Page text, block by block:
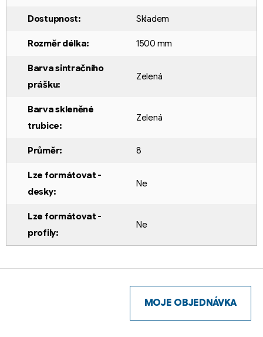
Dostupnost: Skladem
Rozměr délka: 1500 mm
Barva sintračního
prášku:
Zelená
Barva skleněné
trubice:
Zelená
Průměr: 8
Lze formátovat -
desky:
Ne
Lze formátovat -
profily:
Ne
MOJE OBJEDNÁVKA